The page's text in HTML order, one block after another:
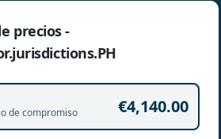
precios -
de compromiso
€4,140.00